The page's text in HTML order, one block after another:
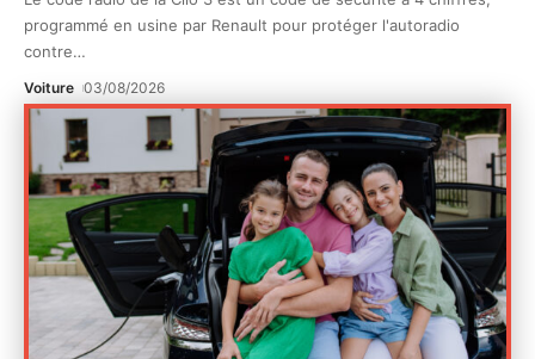
programmé en usine par Renault pour protéger l'autoradio
contre…
Voiture 03/08/2026